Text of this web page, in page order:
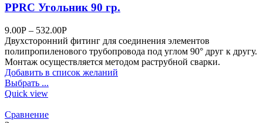
PPRC Угольник 90 гр.
9.00Р – 532.00Р
Двухсторонний фитинг для соединения элементов
полипропиленового трубопровода под углом 90° друг к другу.
Монтаж осуществляется методом раструбной сварки.
Добавить в список желаний
Выбрать ...
Quick view
Сравнение